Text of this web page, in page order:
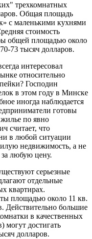
трехкомнатных
Общая площадь
с маленькими кухнями
стоимость
общей площадью около
73 тысяч долларов.
интересовал
относительно
Господин
в этом году в Минске
иногда наблюдается
готовы
жилье по явно
считает, что
в любой ситуации
недвижимость, а не
за любую цену.
серьезные
отдельные
квартирах.
площадью около 11 кв.
Действительно большие
в качественных
могут достигать
долларов.